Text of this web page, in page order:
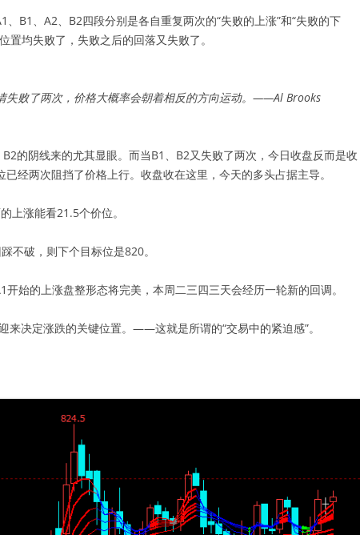
B1、A2、B2四段分别是各自重复两次的“失败的上涨”和“失败的下
置均失败了，失败之后的回落又失败了。
失败了两次，价格大概率会朝着相反的方向运动。——Al Brooks
的阴线来的尤其显眼。而当B1、B2又失败了两次，今日收盘反而是收
经两次阻挡了价格上行。收盘收在这里，今天的多头占据主导。
上涨能看21.5个价位。
不破，则下个目标位是820。
开始的上涨盘整形态将完美，本周二三四三天会经历一轮新的回调。
来决定涨跌的关键位置。——这就是所谓的“交易中的紧迫感”。